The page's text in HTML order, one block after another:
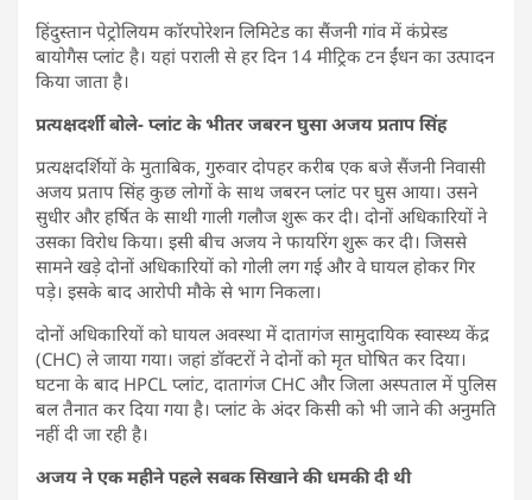
हिंदुस्तान पेट्रोलियम कॉरपोरेशन लिमिटेड का सैंजनी गांव में कंप्रेस्ड
बायोगैस प्लांट है। यहां पराली से हर दिन 14 मीट्रिक टन ईंधन का उत्पादन
किया जाता है।
प्रत्यक्षदर्शी बोले- प्लांट के भीतर जबरन घुसा अजय प्रताप सिंह
प्रत्यक्षदर्शियों के मुताबिक, गुरुवार दोपहर करीब एक बजे सैंजनी निवासी
अजय प्रताप सिंह कुछ लोगों के साथ जबरन प्लांट पर घुस आया। उसने
सुधीर और हर्षित के साथी गाली गलौज शुरू कर दी। दोनों अधिकारियों ने
उसका विरोध किया। इसी बीच अजय ने फायरिंग शुरू कर दी। जिससे
सामने खड़े दोनों अधिकारियों को गोली लग गई और वे घायल होकर गिर
पड़े। इसके बाद आरोपी मौके से भाग निकला।
दोनों अधिकारियों को घायल अवस्था में दातागंज सामुदायिक स्वास्थ्य केंद्र
(CHC) ले जाया गया। जहां डॉक्टरों ने दोनों को मृत घोषित कर दिया।
घटना के बाद HPCL प्लांट, दातागंज CHC और जिला अस्पताल में पुलिस
बल तैनात कर दिया गया है। प्लांट के अंदर किसी को भी जाने की अनुमति
नहीं दी जा रही है।
अजय ने एक महीने पहले सबक सिखाने की धमकी दी थी